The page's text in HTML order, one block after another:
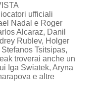
ufficiali
Nadal e Roger
Alcaraz, Danil
Rublev, Holger
Tsitsipas,
troverai anche un
Iga Swiatek, Aryna
e altre